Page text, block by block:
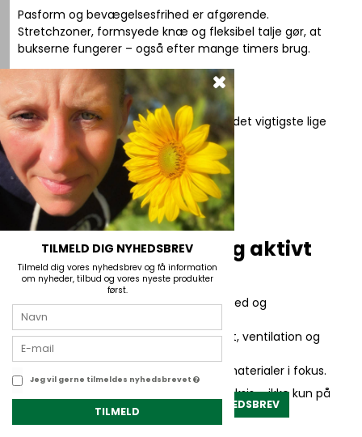
Pasform og bevægelsesfrihed er afgørende.
Stretchzoner, formsyede knæ og fleksibel talje gør, at
bukserne fungerer – også efter mange timers brug.
Praktisk opbevaring
Gode lommer betyder, at du altid har det vigtigste lige
ved hånden:
Telefon eller GPS
Multiværktøj
Snacks og smågrej
Til fiskeri, vandring og aktivt
udeliv
Til fiskeren er lommer, bevægelsesfrihed og
vejrbeskyttelse afgørende.
Til vandreren handler det om lav vægt, ventilation og
komfort på lange stræk.
Til jægeren er slidstyrke og lydsvage materialer i fokus.
Her finder du bukser, der fungerer i praksis – ikke kun på
TILMELD DIG NYHEDSBREV
Tilmeld dig vores nyhedsbrev og få information
om nyheder, tilbud og vores nyeste produkter
først.
Jeg vil gerne tilmeldes nyhedsbrevet
TILMELD
TILMELD NYHEDSBREV